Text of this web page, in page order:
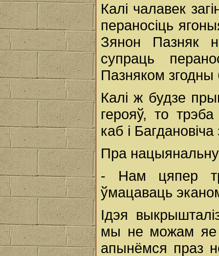
Калі чалавек
пераносіць
Зянон Пазняк
супраць
Пазняком
Калі ж будзе
герояў, то
каб і
Пра
- Нам цяпер
ўмацаваць
Ідэя
мы не можам
апынёмся праз